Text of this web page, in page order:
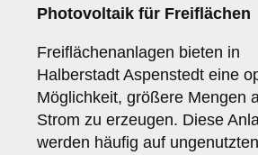
Photovoltaik für Freiflächen
Freiflächenanlagen bieten in
Halberstadt Aspenstedt eine
Möglichkeit, größere Mengen
Strom zu erzeugen. Diese
werden häufig auf ungenutzten